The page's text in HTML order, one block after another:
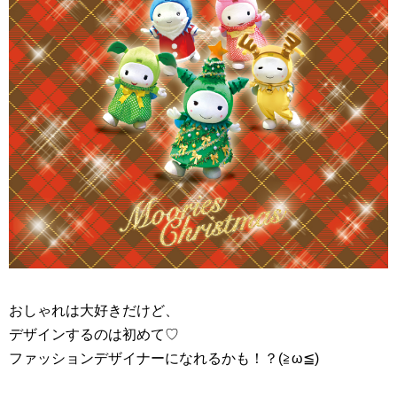
おしゃれは大好きだけど、
デザインするのは初めて♡
ファッションデザイナーになれるかも！？(≧ω≦)